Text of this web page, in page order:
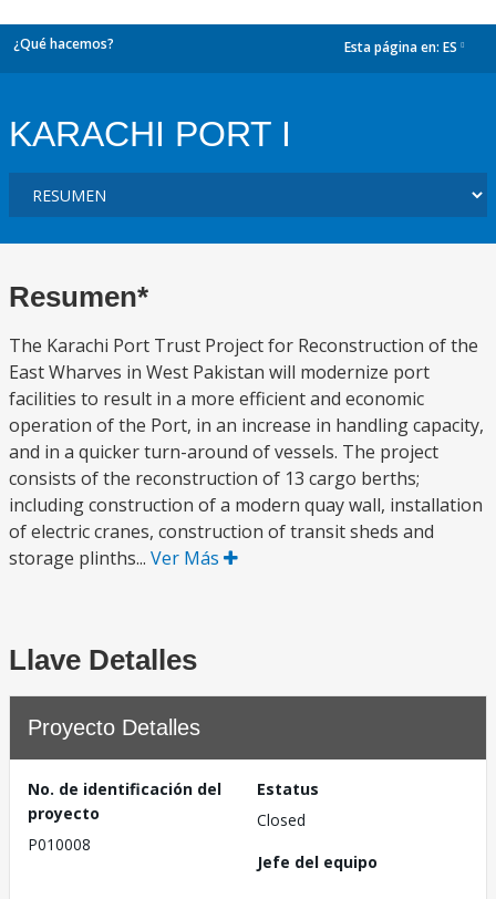
¿Qué hacemos? Esta página en: ES
KARACHI PORT I
Resumen*
The Karachi Port Trust Project for Reconstruction of the
East Wharves in West Pakistan will modernize port
facilities to result in a more efficient and economic
operation of the Port, in an increase in handling capacity,
and in a quicker turn-around of vessels. The project
consists of the reconstruction of 13 cargo berths;
including construction of a modern quay wall, installation
of electric cranes, construction of transit sheds and
storage plinths... Ver Más
Llave Detalles
Proyecto Detalles
No. de identificación del
proyecto
P010008
Estatus
Closed
Jefe del equipo